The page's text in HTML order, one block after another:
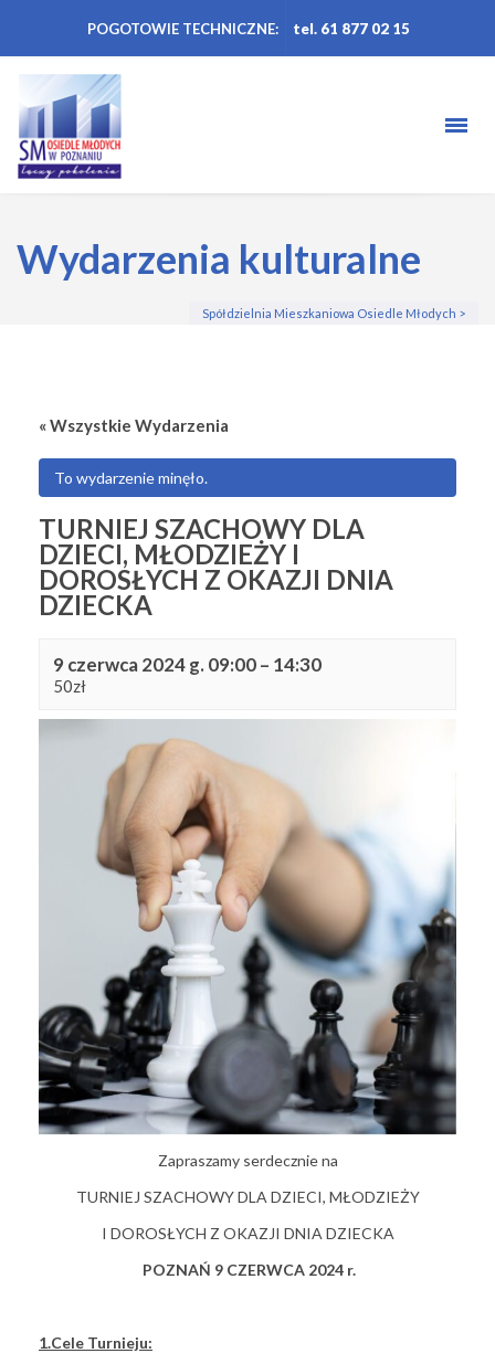
POGOTOWIE TECHNICZNE: tel. 61 877 02 15
Wydarzenia kulturalne
Spółdzielnia Mieszkaniowa Osiedle Młodych >
« Wszystkie Wydarzenia
To wydarzenie minęło.
TURNIEJ SZACHOWY DLA
DZIECI, MŁODZIEŻY I
DOROSŁYCH Z OKAZJI DNIA
DZIECKA
9 czerwca 2024 g. 09:00– 14:30
50zł
Zapraszamy serdecznie na
TURNIEJ SZACHOWY DLA DZIECI, MŁODZIEŻY
I DOROSŁYCH Z OKAZJI DNIA DZIECKA
POZNAŃ 9 CZERWCA 2024 r.
1.Cele Turnieju: